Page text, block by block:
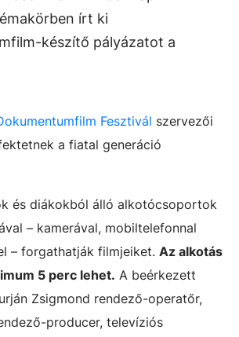
írt ki
készítő pályázatot a
Fesztivál szervezői
a fiatal generáció
és diákokból álló alkotócsoportok
– kamerával, mobiltelefonnal
– forgathatják filmjeiket. Az alkotás
5 perc lehet. A beérkezett
Zsigmond rendező-operatőr,
producer, televíziós